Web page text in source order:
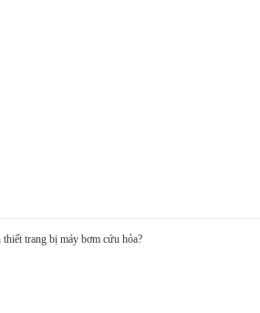
trang bị máy bơm cứu hỏa?